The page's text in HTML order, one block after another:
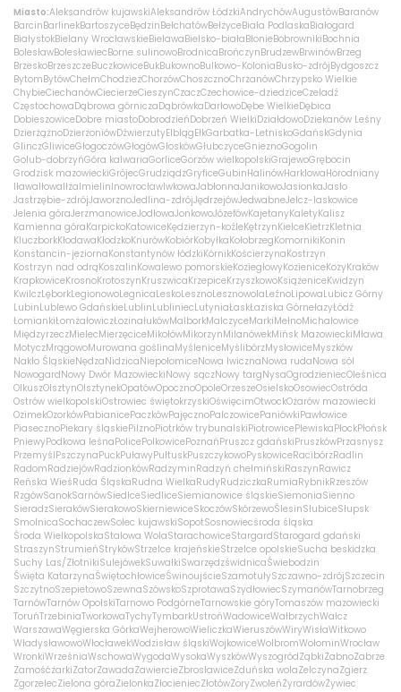
Miasto:Aleksandrów kujawskiAleksandrów ŁódzkiAndrychówAugustówBaranów
BarcinBarlinekBartoszyceBędzinBełchatówBełżyceBiała PodlaskaBiałogard
BiałystokBielany WrocławskieBielawaBielsko-białaBłonieBobrownikiBochnia
BolesławBolesławiecBorne sulinowoBrodnicaBrończynBrudzewBrwinówBrzeg
BrzeskoBrzeszczeBuczkowiceBukBukownoBulkowo-KoloniaBusko-zdrójBydgoszcz
BytomBytówChełmChodzieżChorzówChoszcznoChrzanówChrzypsko Wielkie
ChybieCiechanówCiecierzeCieszynCzaczCzechowice-dziedziceCzeladź
CzęstochowaDąbrowa górniczaDąbrówkaDarłowoDębe WielkieDębica
DobieszowiceDobre miastoDobrodzieńDobrzeń WielkiDziałdowoDziekanów Leśny
DzierżążnoDzierżoniówDźwierzutyElblągEłkGarbatka-LetniskoGdańskGdynia
GlinczGliwiceGłogoczówGłogówGłoskówGłubczyceGnieznoGogolin
Golub-dobrzyńGóra kalwariaGorliceGorzów wielkopolskiGrajewoGrębocin
Grodzisk mazowieckiGrójecGrudziądzGryficeGubinHalinówHarklowaHorodniany
IławaIłowaIłżaImielinInowrocławIwkowaJabłonnaJanikowoJasionkaJasło
Jastrzębie-zdrójJaworznoJedlina-zdrójJędrzejówJedwabneJelcz-laskowice
Jelenia góraJerzmanowiceJodłowaJonkowoJózefówKajetanyKaletyKalisz
Kamienna góraKarpickoKatowiceKędzierzyn-koźleKętrzynKielceKietrzKletnia
KluczborkKłodawaKłodzkoKnurówKobiórKobyłkaKołobrzegKomornikiKonin
Konstancin-jeziornaKonstantynów łódzkiKórnikKościerzynaKostrzyn
Kostrzyn nad odrąKoszalinKowalewo pomorskieKoziegłowyKozieniceKozyKraków
KrapkowiceKrosnoKrotoszynKruszwicaKrzepiceKrzyszkowoKsiążeniceKwidzyn
KwilczLęborkLegionowoLegnicaLeskoLesznoLesznowolaLeźnoLipowaLubicz Górny
LubinLublewo GdańskieLublinLubliniecLutyniaŁaskŁaziska GórnełazyŁódź
ŁomiankiŁomżałowiczŁozinałukówMalborkMalczyceMarkiMełnoMichałowice
MiędzyrzeczMielecMierzęciceMikołówMikorzynMilanówekMińsk MazowieckiMława
MotyczMrągowoMurowana goślinaMyśleniceMyślibórzMysłowiceMyszków
Nakło ŚląskieNędzaNidzicaNiepołomiceNowa IwicznaNowa rudaNowa sól
NowogardNowy Dwór MazowieckiNowy sączNowy targNysaOgrodzieniecOleśnica
OlkuszOlsztynOlsztynekOpatówOpocznoOpoleOrzeszeOsielskoOsowiecOstróda
Ostrów wielkopolskiOstrowiec świętokrzyskiOświęcimOtwockOżarów mazowiecki
OzimekOzorkówPabianicePaczkówPajęcznoPalczowicePaniówkiPawłowice
PiasecznoPiekary śląskiePilznoPiotrków trybunalskiPiotrowicePlewiskaPłockPłońsk
PniewyPodkowa leśnaPolicePolkowicePoznańPruszcz gdańskiPruszkówPrzasnysz
PrzemyślPszczynaPuckPuławyPułtuskPuszczykowoPyskowiceRacibórzRadlin
RadomRadziejówRadzionkówRadzyminRadzyń chełmińskiRaszynRawicz
Reńska WieśRuda ŚląskaRudna WielkaRudyRudziczkaRumiaRybnikRzeszów
RzgówSanokSarnówSiedlceSiedliceSiemianowice śląskieSiemoniaSienno
SieradzSierakówSierakowoSkierniewiceSkoczówSkórzewoŚlesinSłubiceSłupsk
SmolnicaSochaczewSolec kujawskiSopotSosnowiecśroda śląska
Środa WielkopolskaStalowa WolaStarachowiceStargardStarogard gdański
StraszynStrumieńStrykówStrzelce krajeńskieStrzelce opolskieSucha beskidzka
Suchy Las/ZłotnikiSulejówekSuwałkiSwarzędzświdnicaŚwiebodzin
Święta KatarzynaŚwiętochłowiceŚwinoujścieSzamotułySzczawno-zdrójSzczecin
SzczytnoSzepietowoSzewnaSzówskoSzprotawaSzydłowiecSzymanówTarnobrzeg
TarnówTarnów OpolskiTarnowo PodgórneTarnowskie góryTomaszów mazowiecki
ToruńTrzebiniaTworkowaTychyTymbarkUstrońWadowiceWałbrzychWałcz
WarszawaWęgierska GórkaWejherowoWieliczkaWieruszówWiryWisłaWitkowo
WładysławowoWłocławekWodzisław śląskiWojkowiceWolbromWołominWrocław
WronkiWrześniaWschowaWygodaWysokaWyszkówWyszogródZąbkiŻabnoZabrze
ZamośćżarkiZatorZawadaZawiercieZbrosławiceZduńska wolaZelczynaZgierz
ZgorzelecZielona góraZielonkaZłocieniecZłotówŻoryZwoleńŻyrardówŻywiec